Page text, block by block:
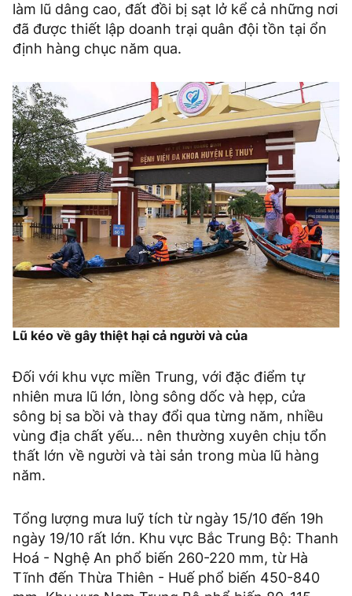
làm lũ dâng cao, đất đồi bị sạt lở kể cả những nơi
đã được thiết lập doanh trại quân đội tồn tại ổn
định hàng chục năm qua.
Lũ kéo về gây thiệt hại cả người và của
Đối với khu vực miền Trung, với đặc điểm tự
nhiên mưa lũ lớn, lòng sông dốc và hẹp, cửa
sông bị sa bồi và thay đổi qua từng năm, nhiều
vùng địa chất yếu... nên thường xuyên chịu tổn
thất lớn về người và tài sản trong mùa lũ hàng
năm.
Tổng lượng mưa luỹ tích từ ngày 15/10 đến 19h
ngày 19/10 rất lớn. Khu vực Bắc Trung Bộ: Thanh
Hoá - Nghệ An phổ biến 260-220 mm, từ Hà
Tĩnh đến Thừa Thiên - Huế phổ biến 450-840